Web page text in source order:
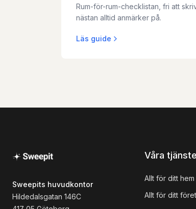
Rum-för-rum-checklistan, fri att
nästan alltid anmärker på.
Läs guide
Sweepits huvudkontor
Hildedalsgatan 146C
Våra
Allt för ditt hem
Allt för ditt